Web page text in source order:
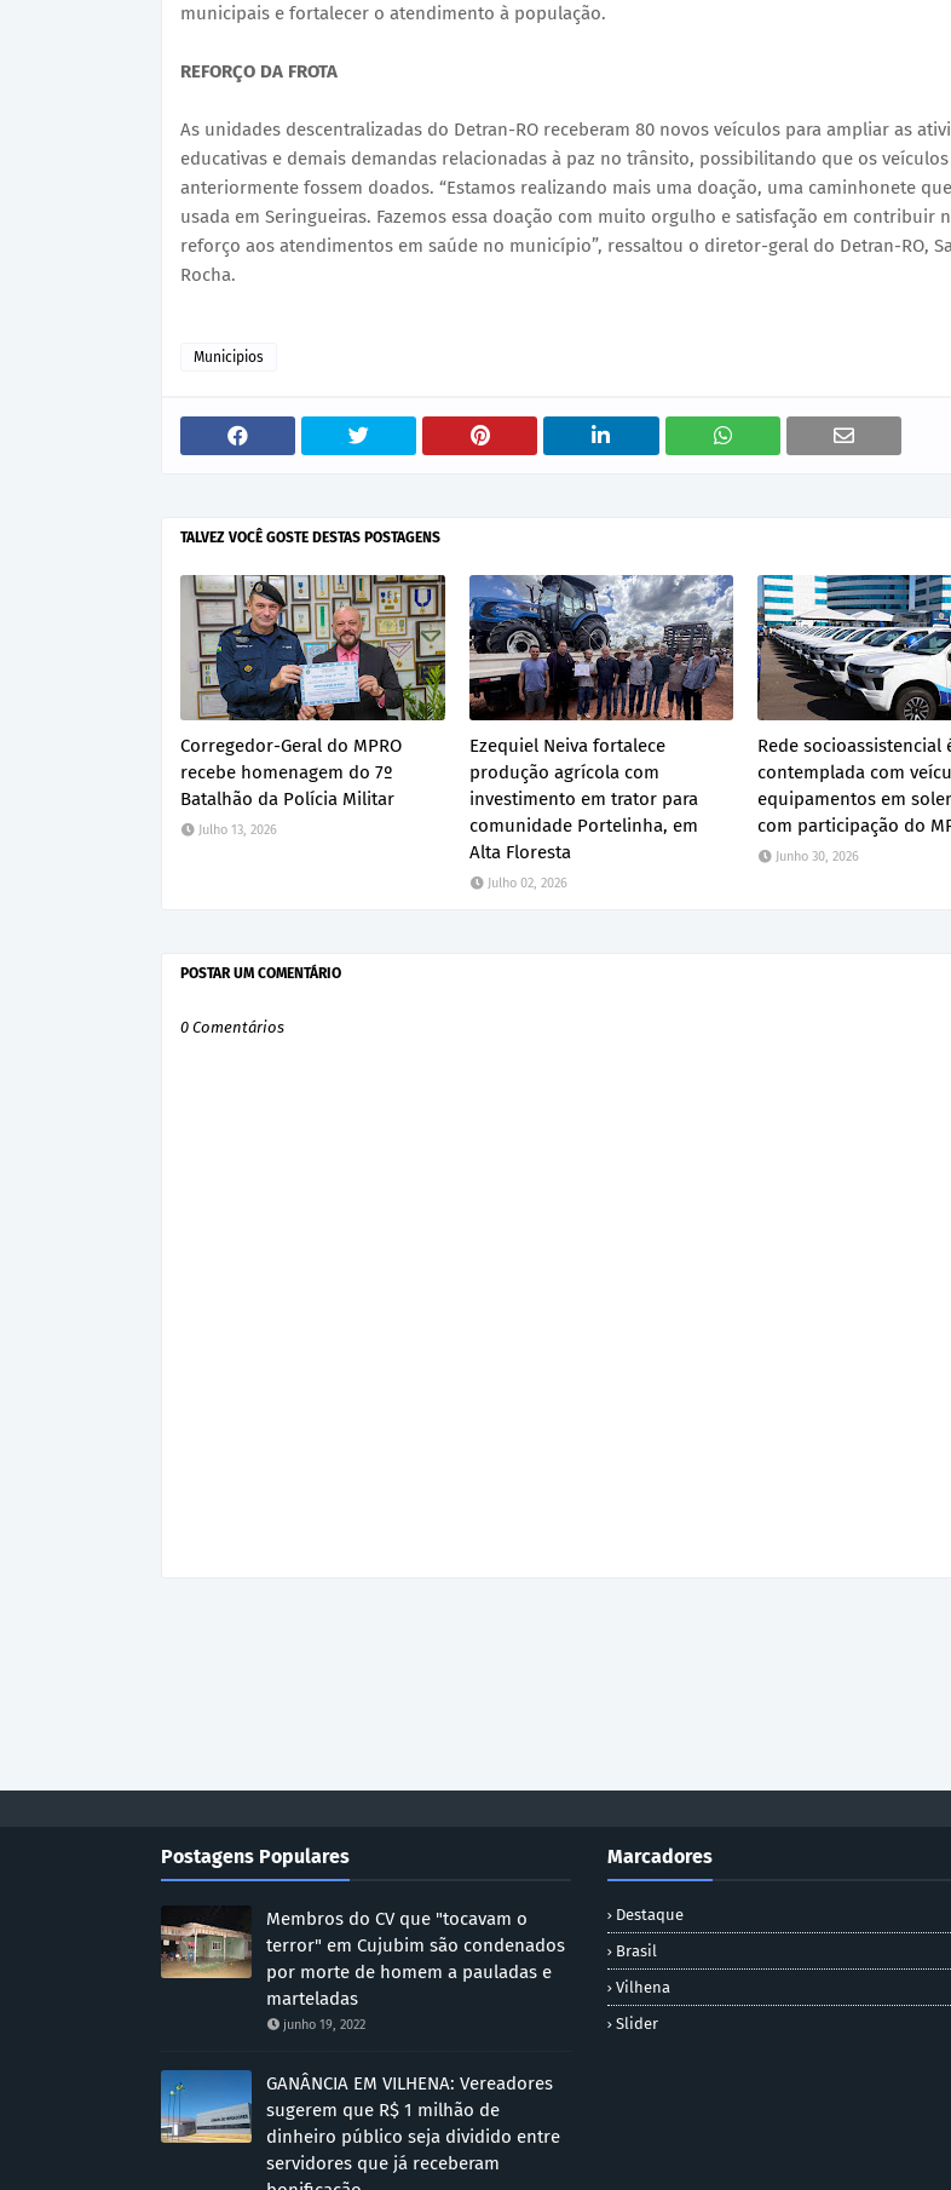
municipais e fortalecer o atendimento à população.
REFORÇO DA FROTA
As unidades descentralizadas do Detran-RO receberam 80 novos veículos para ampliar as
educativas e demais demandas relacionadas à paz no trânsito, possibilitando que os
anteriormente fossem doados. “Estamos realizando mais uma doação, uma caminhonete
usada em Seringueiras. Fazemos essa doação com muito orgulho e satisfação em contribuir
reforço aos atendimentos em saúde no município”, ressaltou o diretor-geral do Detran-RO,
Rocha.
Municipios
TALVEZ VOCÊ GOSTE DESTAS POSTAGENS
Corregedor-Geral do MPRO
recebe homenagem do 7º
Batalhão da Polícia Militar
Julho 13, 2026
Ezequiel Neiva fortalece
produção agrícola com
investimento em trator para
comunidade Portelinha, em
Alta Floresta
Julho 02, 2026
Rede socioassistencial
contemplada com
equipamentos em
com participação do
Junho 30, 2026
POSTAR UM COMENTÁRIO
0 Comentários
Postagens Populares
Membros do CV que "tocavam o
terror" em Cujubim são condenados
por morte de homem a pauladas e
marteladas
junho 19, 2022
GANÂNCIA EM VILHENA: Vereadores
sugerem que R$ 1 milhão de
dinheiro público seja dividido entre
servidores que já receberam
Marcadores
Destaque
Brasil
Vilhena
Slider